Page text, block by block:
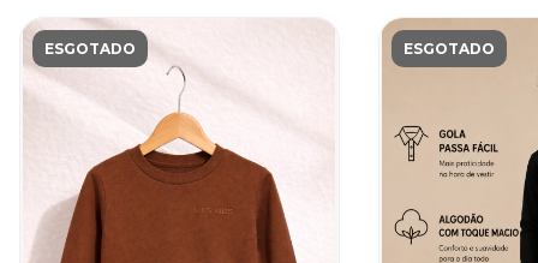
ESGOTADO ESGOTADO